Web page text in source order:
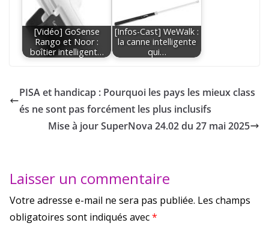
[Vidéo] GoSense
Rango et Noor :
boîtier intelligent…
[Infos-Cast] WeWalk :
la canne intelligente
qui…
PISA et handicap : Pourquoi les pays les mieux class
és ne sont pas forcément les plus inclusifs
Mise à jour SuperNova 24.02 du 27 mai 2025
Laisser un commentaire
Votre adresse e-mail ne sera pas publiée. Les champs
obligatoires sont indiqués avec*